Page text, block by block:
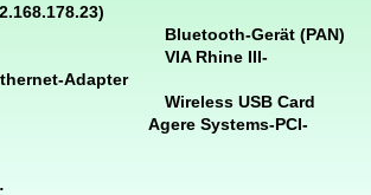
Bluetooth-Gerät (PAN)
VIA Rhine III-
Adapter
Wireless USB Card
Systems-PCI-